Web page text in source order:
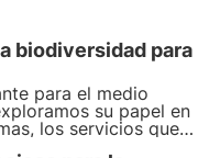
biodiversidad para
para el medio
su papel en
los servicios que
investigación